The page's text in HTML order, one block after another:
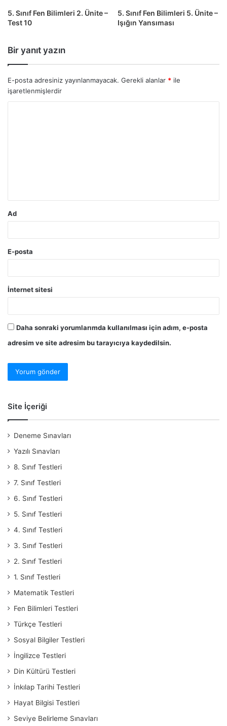
5. Sınıf Fen Bilimleri 2. Ünite –
Test 10
5. Sınıf Fen Bilimleri 5. Ünite –
Işığın Yansıması
Bir yanıt yazın
E-posta adresiniz yayınlanmayacak. Gerekli alanlar * ile
işaretlenmişlerdir
Ad
E-posta
İnternet sitesi
Daha sonraki yorumlarımda kullanılması için adım, e-posta
adresim ve site adresim bu tarayıcıya kaydedilsin.
Site İçeriği
Deneme Sınavları
Yazılı Sınavları
8. Sınıf Testleri
7. Sınıf Testleri
6. Sınıf Testleri
5. Sınıf Testleri
4. Sınıf Testleri
3. Sınıf Testleri
2. Sınıf Testleri
1. Sınıf Testleri
Matematik Testleri
Fen Bilimleri Testleri
Türkçe Testleri
Sosyal Bilgiler Testleri
İngilizce Testleri
Din Kültürü Testleri
İnkılap Tarihi Testleri
Hayat Bilgisi Testleri
Seviye Belirleme Sınavları